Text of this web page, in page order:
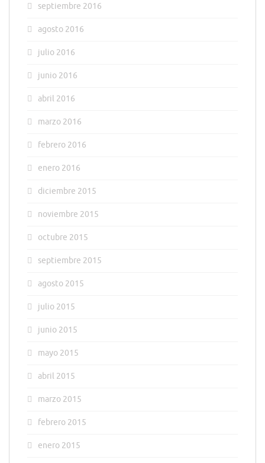
septiembre 2016
agosto 2016
julio 2016
junio 2016
abril 2016
marzo 2016
febrero 2016
enero 2016
diciembre 2015
noviembre 2015
octubre 2015
septiembre 2015
agosto 2015
julio 2015
junio 2015
mayo 2015
abril 2015
marzo 2015
febrero 2015
enero 2015